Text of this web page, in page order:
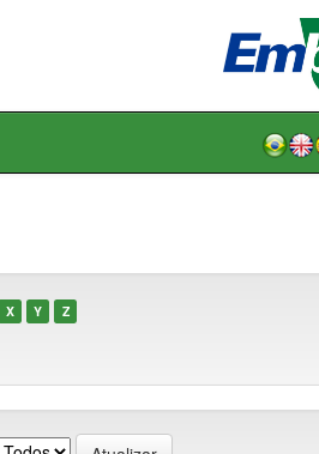
X Y Z